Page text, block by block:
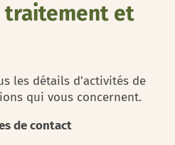
traitement et
les détails d’activités de
qui vous concernent.
de contact